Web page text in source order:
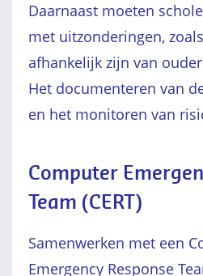
Daarnaast moeten
met uitzonderingen,
afhankelijk zijn van
Het documenteren van
en het monitoren van
Computer
Team (CERT)
Samenwerken met een
Emergency Response